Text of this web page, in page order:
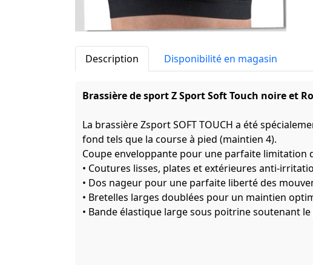
Description Disponibilité en magasin
Brassière de sport Z Sport Soft Touch noire et
La brassière Zsport SOFT TOUCH a été
fond tels que la course à pied (maintien 4).
Coupe enveloppante pour une parfaite limitation
• Coutures lisses, plates et extérieures anti-
• Dos nageur pour une parfaite liberté des
• Bretelles larges doublées pour un maintien
• Bande élastique large sous poitrine soutenant